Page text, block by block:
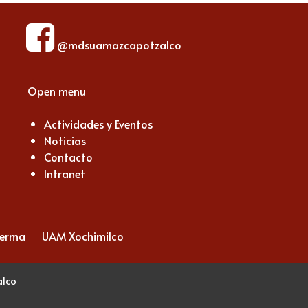
@mdsuamazcapotzalco
Open menu
Actividades y Eventos
Noticias
Contacto
Intranet
UAM Xochimilco